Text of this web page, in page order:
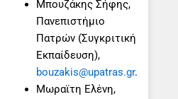
Μπουζάκης Σήφης,
Πανεπιστήμιο
Πατρών (Συγκριτική
Εκπαίδευση),
bouzakis@upatras.gr.
Mωραϊτη Ελένη,